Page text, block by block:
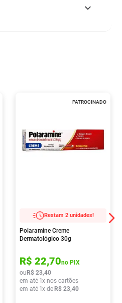
PATROCINADO
Restam 2 unidades!
Polaramine Creme
Dermatológico 30g
R$ 22,70no PIX
ou R$ 23,40
em até 1x nos cartões
em até 1x de R$ 23,40